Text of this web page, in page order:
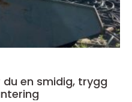
du en smidig, trygg